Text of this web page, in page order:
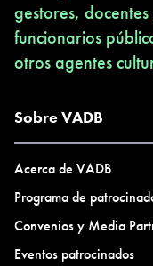
gestores,
funcionarios
otros agentes
Sobre VADB
Acerca de VADB
Programa de
Convenios y Media
Eventos patrocinados